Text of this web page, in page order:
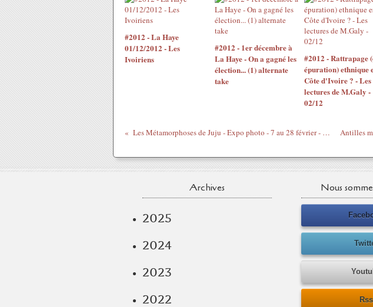
#2012 - La Haye
01/12/2012 - Les
Ivoiriens
#2012 - 1er décembre à
La Haye - On a gagné les
élection... (1) alternate
take
#2012 - Rattrapage
épuration) ethnique
Côte d'Ivoire ? - Les
lectures de M.Galy -
02/12
Les Métamorphoses de Juju - Expo photo - 7 au 28 février - Maison de l'Afrique à Paris
Archives
2025
2024
2023
2022
Nous
Rss